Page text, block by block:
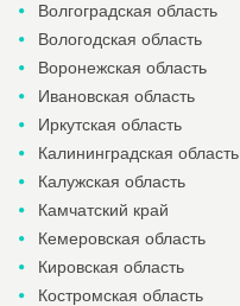
Волгоградская область
Вологодская область
Воронежская область
Ивановская область
Иркутская область
Калининградская область
Калужская область
Камчатский край
Кемеровская область
Кировская область
Костромская область